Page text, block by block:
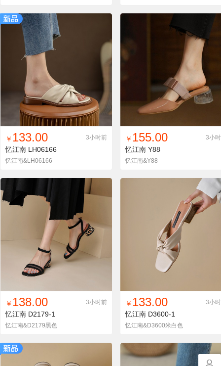
找同款 加入铺货单 收藏
￥ 133.00 3小时前
忆江南 LH06166
忆江南&LH06166
找同款 加入铺货单 收藏
￥ 155.00 3小
忆江南 Y88
忆江南&Y88
找同款 加入铺货单 收藏
￥ 138.00 3小时前
忆江南 D2179-1
忆江南&D2179黑色
找同款 加入铺货单 收藏
￥ 133.00 3小
忆江南 D3600-1
忆江南&D3600米白色